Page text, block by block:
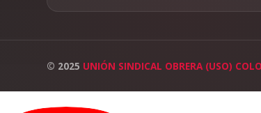
© 2025 UNIÓN SINDICAL OBRERA (USO)